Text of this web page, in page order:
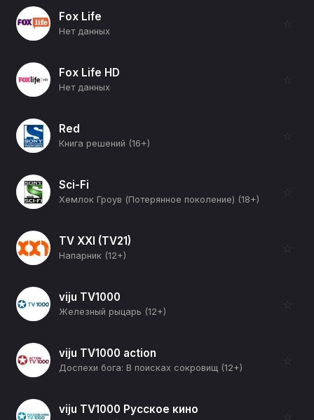
Fox Life
Нет данных
☆
Fox Life HD
Нет данных
☆
Red
Книга решений (16+)
☆
Sci-Fi
Хемлок Гроув (Потерянное поколение) (18+)
☆
TV XXI (TV21)
Напарник (12+)
☆
viju TV1000
Железный рыцарь (12+)
☆
viju TV1000 action
Доспехи бога: В поисках сокровищ (12+)
☆
viju TV1000 Русское кино ☆